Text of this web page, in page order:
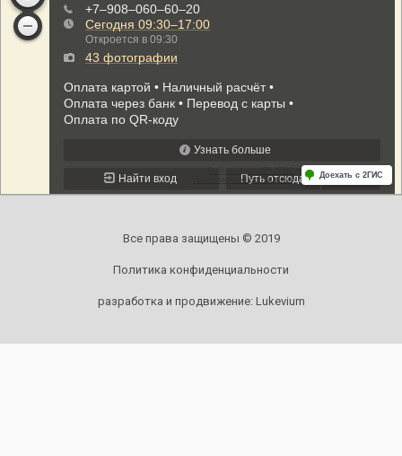
Все права защищены © 2019
Политика конфиденциальности
разработка и продвижение: Lukevium